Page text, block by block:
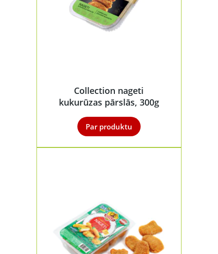
Collection nageti
kukurūzas pārslās, 300g
Par produktu